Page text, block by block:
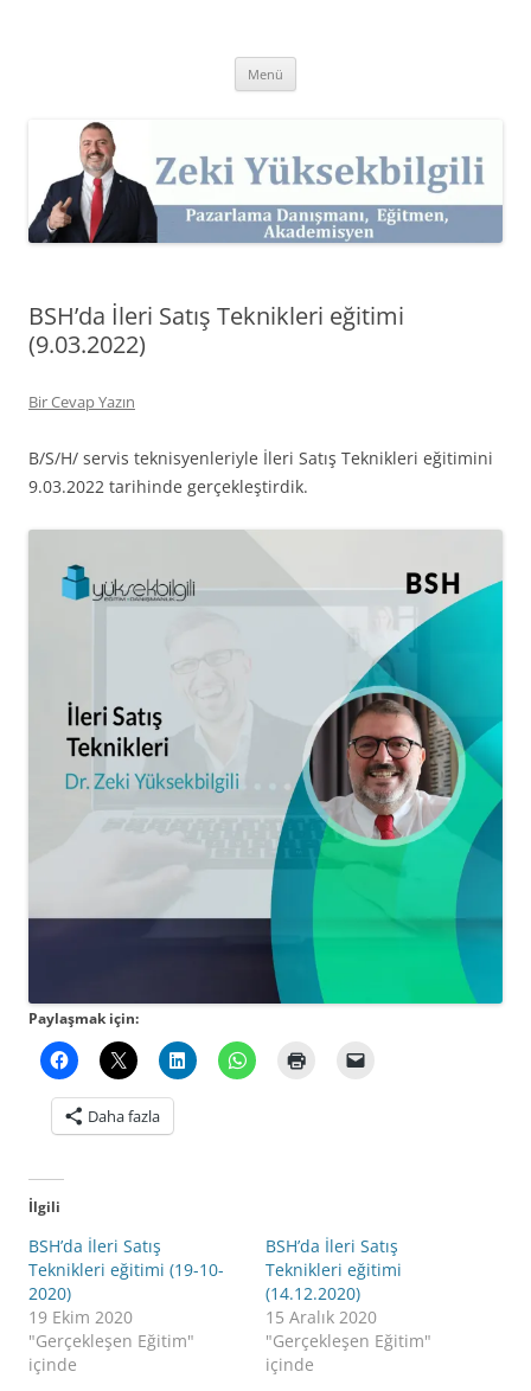
Kişisel Web Sitesi.
Menü
BSH’da İleri Satış Teknikleri eğitimi
(9.03.2022)
Bir Cevap Yazın
B/S/H/ servis teknisyenleriyle İleri Satış Teknikleri eğitimini
9.03.2022 tarihinde gerçekleştirdik.
Paylaşmak için:
Daha fazla
İlgili
BSH’da İleri Satış
Teknikleri eğitimi (19-10-
2020)
19 Ekim 2020
"Gerçekleşen Eğitim"
içinde
BSH’da İleri Satış
Teknikleri eğitimi
(14.12.2020)
15 Aralık 2020
"Gerçekleşen Eğitim"
içinde